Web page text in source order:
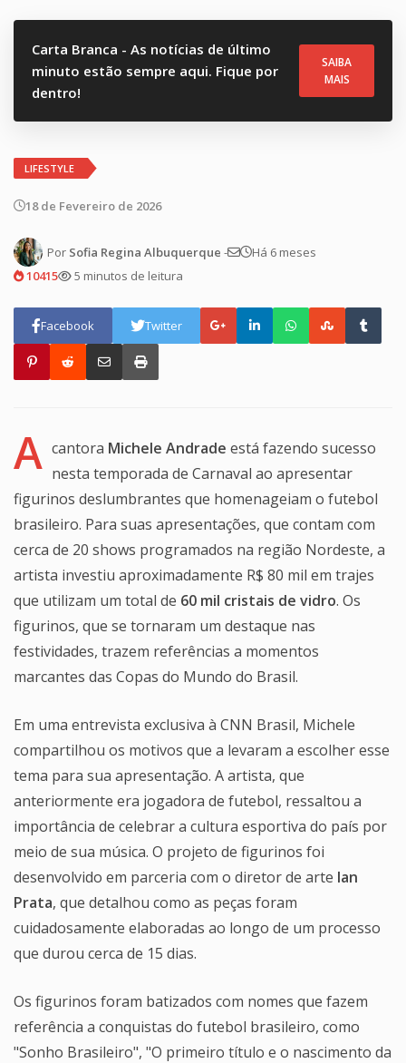
Carta Branca - As notícias de último
minuto estão sempre aqui. Fique por
dentro!
SAIBA
MAIS
LIFESTYLE
18 de Fevereiro de 2026
Por Sofia Regina Albuquerque -
Há 6 meses
10415
5 minutos de leitura
Facebook Twitter
A cantora Michele Andrade está fazendo sucesso
nesta temporada de Carnaval ao apresentar
figurinos deslumbrantes que homenageiam o futebol
brasileiro. Para suas apresentações, que contam com
cerca de 20 shows programados na região Nordeste, a
artista investiu aproximadamente R$ 80 mil em trajes
que utilizam um total de 60 mil cristais de vidro. Os
figurinos, que se tornaram um destaque nas
festividades, trazem referências a momentos
marcantes das Copas do Mundo do Brasil.
Em uma entrevista exclusiva à CNN Brasil, Michele
compartilhou os motivos que a levaram a escolher esse
tema para sua apresentação. A artista, que
anteriormente era jogadora de futebol, ressaltou a
importância de celebrar a cultura esportiva do país por
meio de sua música. O projeto de figurinos foi
desenvolvido em parceria com o diretor de arte Ian
Prata, que detalhou como as peças foram
cuidadosamente elaboradas ao longo de um processo
que durou cerca de 15 dias.
Os figurinos foram batizados com nomes que fazem
referência a conquistas do futebol brasileiro, como
"Sonho Brasileiro", "O primeiro título e o nascimento da